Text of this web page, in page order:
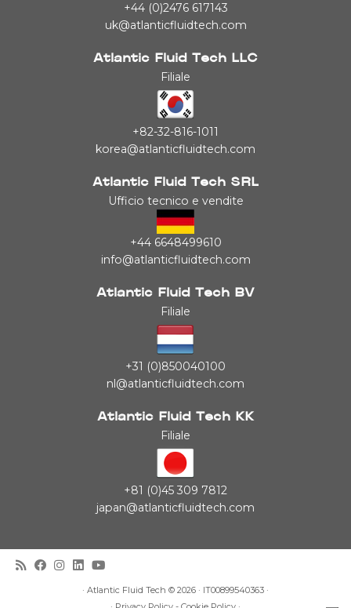
+44 (0)2476 617143
uk@atlanticfluidtech.com
Atlantic Fluid Tech LLC
Filiale
+82-32-816-1011
korea@atlanticfluidtech.com
Atlantic Fluid Tech SRL
Ufficio tecnico e vendite
+44 6648499610
info@atlanticfluidtech.com
Atlantic Fluid Tech BV
Filiale
+31 (0)850040100
nl@atlanticfluidtech.com
Atlantic Fluid Tech KK
Filiale
+81 (0)45 309 7812
japan@atlanticfluidtech.com
· Atlantic Fluid Tech © 2026 · IT00899540363 ·